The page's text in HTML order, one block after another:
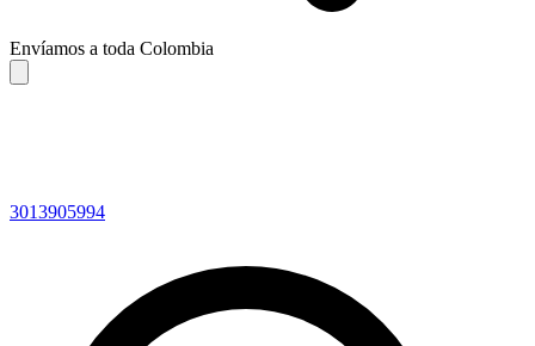
Envíamos a toda Colombia
3013905994